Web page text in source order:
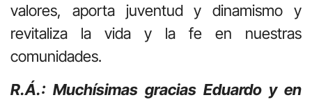
valores, aporta juventud y dinamismo y
revitaliza la vida y la fe en nuestras
comunidades.
R.Á.: Muchísimas gracias Eduardo y en